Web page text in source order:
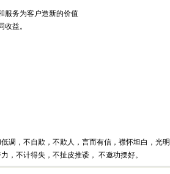
务为客户造新的价值
收益。
调，不自欺，不欺人，言而有信，襟怀坦白，光明
，不计得失，不扯皮推诿， 不邀功摆好。